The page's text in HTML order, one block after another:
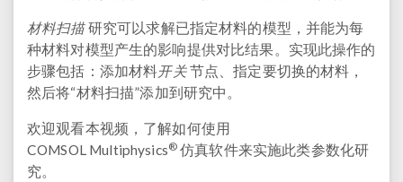
材料扫描研究可以求解已指定材料的模型，并能为每
种材料对模型产生的影响提供对比结果。实现此操作的
步骤包括：添加材料开关节点、指定要切换的材料，
然后将“材料扫描”添加到研究中。
欢迎观看本视频，了解如何使用
COMSOL Multiphysics® 仿真软件来实施此类参数化研
究。